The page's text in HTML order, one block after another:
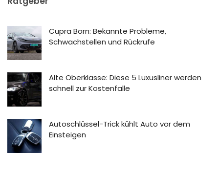
Cupra Born: Bekannte Probleme,
Schwachstellen und Rückrufe
Alte Oberklasse: Diese 5 Luxusliner werden
schnell zur Kostenfalle
Autoschlüssel-Trick kühlt Auto vor dem
Einsteigen